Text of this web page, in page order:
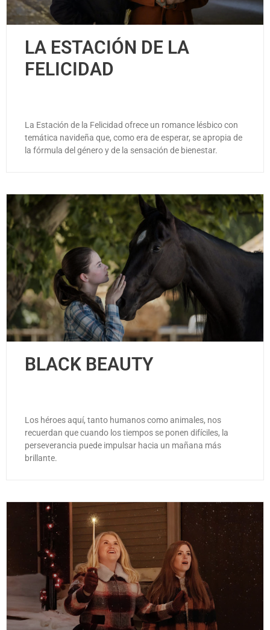
LA ESTACIÓN DE LA
FELICIDAD
La Estación de la Felicidad ofrece un romance lésbico con
temática navideña que, como era de esperar, se apropia de
la fórmula del género y de la sensación de bienestar.
BLACK BEAUTY
Los héroes aquí, tanto humanos como animales, nos
recuerdan que cuando los tiempos se ponen difíciles, la
perseverancia puede impulsar hacia un mañana más
brillante.